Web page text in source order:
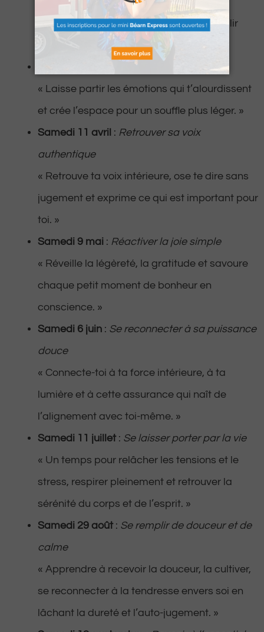
cultiver la tendresse intérieure et accueillir
plus de douceur dans ta vie. »
Se délester du passé
« Laisse partir les émotions qui t’alourdissent
et crée l’espace pour un souffle plus léger. »
Samedi 11 avril : Retrouver sa voix
authentique
« Retrouve ta voix intérieure, ose te dire sans
jugement et exprime ce qui est important pour
toi. »
Samedi 9 mai : Réactiver la joie simple
« Réveille la légèreté, la gratitude et savoure
chaque petit moment de bonheur en
conscience. »
Samedi 6 juin : Se reconnecter à sa puissance
douce
« Connecte-toi à ta force intérieure, à ta
lumière et à cette assurance qui naît de
l’alignement avec toi-même. »
Samedi 11 juillet : Se laisser porter par la vie
« Un temps pour relâcher les tensions et le
stress, respirer pleinement et retrouver la
sérénité du corps et de l’esprit. »
Samedi 29 août : Se remplir de douceur et de
calme
« Apprendre à recevoir la douceur, la cultiver,
se reconnecter à la tendresse envers soi en
lâchant la dureté et l’auto-jugement. »